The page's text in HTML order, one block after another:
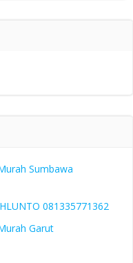
Sumbawa
081335771362
Garut